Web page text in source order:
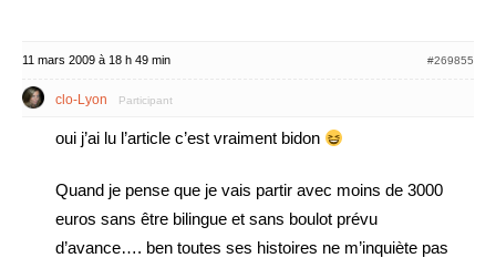
11 mars 2009 à 18 h 49 min #269855
clo-Lyon Participant
oui j’ai lu l’article c’est vraiment bidon
Quand je pense que je vais partir avec moins de 3000
euros sans être bilingue et sans boulot prévu
d’avance…. ben toutes ses histoires ne m’inquiète pas